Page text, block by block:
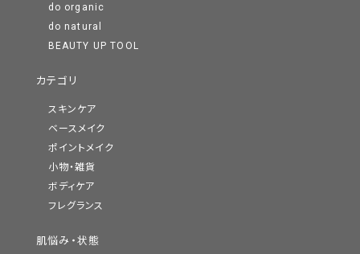
do organic
do natural
BEAUTY UP TOOL
カテゴリ
スキンケア
ベースメイク
ポイントメイク
小物・雑貨
ボディケア
フレグランス
肌悩み・状態